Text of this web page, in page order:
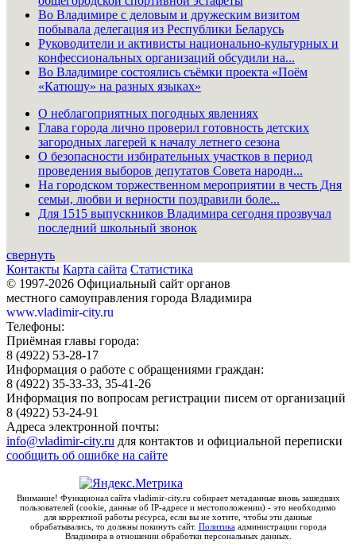
Во Владимире с деловым и дружеским визитом
побывала делегация из Республики Беларусь
Руководители и активисты национально-культурных и
конфессиональных организаций обсудили на...
Во Владимире состоялись съёмки проекта «Поём
«Катюшу» на разных языках»
О неблагоприятных погодных явлениях
Глава города лично проверил готовность детских
загородных лагерей к началу летнего сезона
О безопасности избирательных участков в период
проведения выборов депутатов Совета народн...
На городском торжественном мероприятии в честь Дня
семьи, любви и верности поздравили боле...
Для 1515 выпускников Владимира сегодня прозвучал
последний школьный звонок
свернуть
Контакты Карта сайта Статистика
© 1997-2026 Официальный сайт органов
местного самоуправления города Владимира
www.vladimir-city.ru
Телефоны:
Приёмная главы города:
8 (4922) 53-28-17
Информация о работе с обращениями граждан:
8 (4922) 35-33-33, 35-41-26
Информация по вопросам регистрации писем от организаций
8 (4922) 53-24-91
Адреса электронной почты:
info@vladimir-city.ru для контактов и официальной переписки
сообщить об ошибке на сайте
Внимание! Функционал сайта vladimir-city.ru собирает метаданные вновь зашедших
пользователей (cookie, данные об IP-адресе и местоположении) - это необходимо
для корректной работы ресурса, если вы не хотите, чтобы эти данные
обрабатывались, то должны покинуть сайт. Политикаадминистрации города
Владимира в отношении обработки персональных данных.